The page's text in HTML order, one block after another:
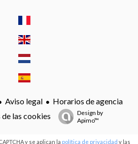
Aviso legal
Horarios de agencia
las cookies
Design by
Apimo™
y se aplican la política de privacidad y las